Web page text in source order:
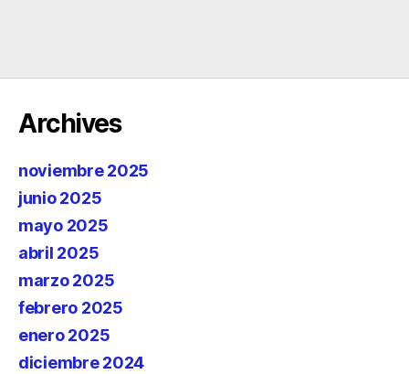
Archives
noviembre 2025
junio 2025
mayo 2025
abril 2025
marzo 2025
febrero 2025
enero 2025
diciembre 2024